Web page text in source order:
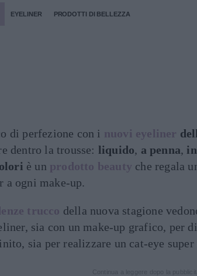
EYELINER PRODOTTI DI BELLEZZA
di perfezione con i nuovi eyeliner
dentro la trousse: liquido, a penna,
è un prodotto beauty che regala
a ogni make-up.
trucco della nuova stagione
sia con un make-up grafico, per
sia per realizzare un cat-eye super